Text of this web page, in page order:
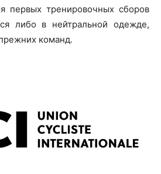
первых тренировочных сборов
либо в нейтральной одежде,
команд.